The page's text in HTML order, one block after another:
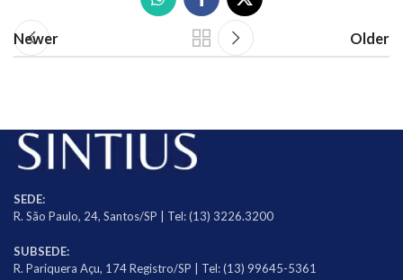
Newer Older
SEDE:
R. São Paulo, 24, Santos/SP | Tel: (13) 3226.3200
SUBSEDE:
R. Pariquera Açu, 174 Registro/SP | Tel: (13) 99645-5361